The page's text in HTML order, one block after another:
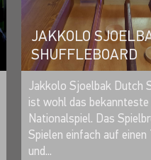
JAKKOLO
SHUFFLEBOARD
Jakkolo Sjoelbak Dutch
ist wohl das
Nationalspiel. Das
Spielen einfach auf
und...